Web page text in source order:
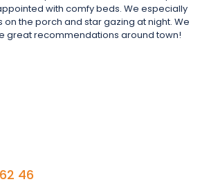
with comfy beds. We especially
on the porch and star gazing at night. We
great recommendations around town!
46